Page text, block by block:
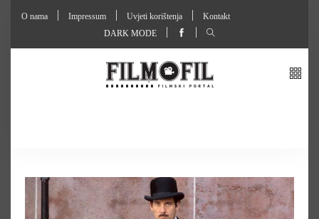
O nama Impressum Uvjeti korištenja
Kontakt
DARK MODE